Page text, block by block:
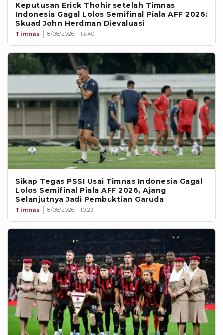
Keputusan Erick Thohir setelah Timnas
Indonesia Gagal Lolos Semifinal Piala AFF 2026:
Skuad John Herdman Dievaluasi
Timnas 8/08/2026 - 13:40
Sikap Tegas PSSI Usai Timnas Indonesia Gagal
Lolos Semifinal Piala AFF 2026, Ajang
Selanjutnya Jadi Pembuktian Garuda
Timnas 8/08/2026 - 10:23